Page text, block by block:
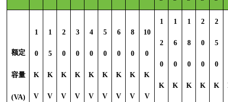
额定
容量
(VA)
1
0
K
V
1
5
K
V
2
0
K
V
3
0
K
V
4
0
K
V
5
0
K
V
6
0
K
V
8
0
K
V
10
0
K
V
1
2
0
K
1
6
0
K
1
8
0
K
2
0
0
K
2
5
0
K